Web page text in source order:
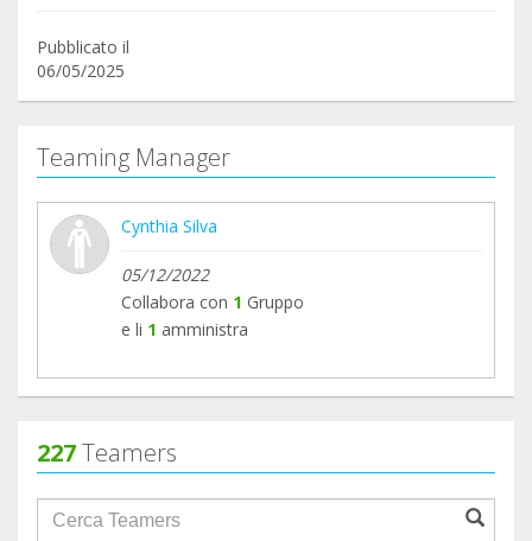
Pubblicato il
06/05/2025
Teaming Manager
Cynthia Silva
05/12/2022
Collabora con 1 Gruppo
e li 1 amministra
227Teamers
groupProfile.searchForm.search.text???